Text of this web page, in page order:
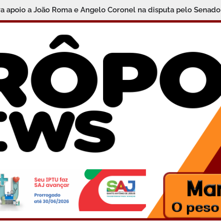
apoio a João Roma e Angelo Coronel na disputa pelo
Polícia Civil da Bahia começam nesta sexta; veja como